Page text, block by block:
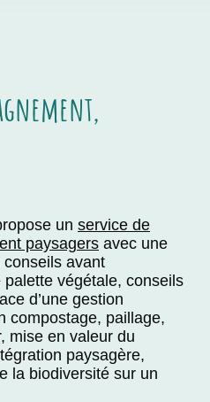
un service de
paysagers avec une
avant
végétale, conseils
d’une gestion
compostage, paillage,
mise en valeur du
paysagère,
la biodiversité sur un